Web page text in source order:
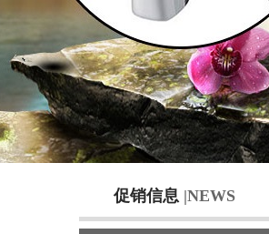
促销信息 |NEWS